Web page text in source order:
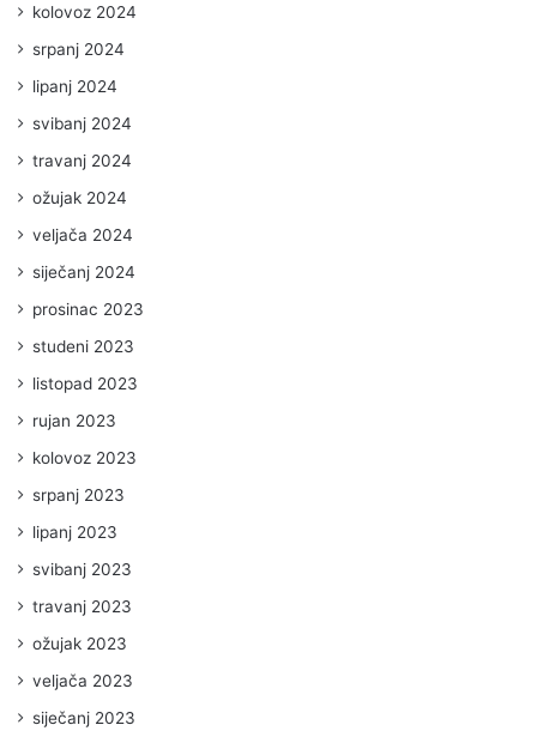
kolovoz 2024
srpanj 2024
lipanj 2024
svibanj 2024
travanj 2024
ožujak 2024
veljača 2024
siječanj 2024
prosinac 2023
studeni 2023
listopad 2023
rujan 2023
kolovoz 2023
srpanj 2023
lipanj 2023
svibanj 2023
travanj 2023
ožujak 2023
veljača 2023
siječanj 2023